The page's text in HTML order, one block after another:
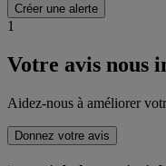
Créer une alerte
1
Votre avis nous
Aidez-nous à améliorer
Donnez votre avis